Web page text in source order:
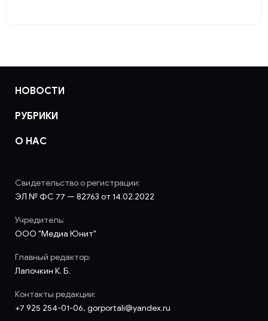
НОВОСТИ
РУБРИКИ
О НАС
Свидетельство о регистрации:
ЭЛ № ФС 77 — 82763 от 14.02.2022
Учредитель:
ООО "Медиа Юнит"
Главный редактор:
Лапочкин К. Б.
Контакты редакции:
+7 925 254-01-06, gorportali@yandex.ru